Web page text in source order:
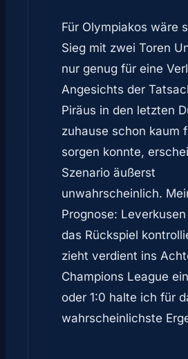
Für Olympiakos wäre
Sieg mit zwei Toren
nur genug für eine
Angesichts der
Piräus in den letzten
zuhause schon kaum
sorgen konnte,
Szenario äußerst
unwahrscheinlich.
Prognose:
das Rückspiel
zieht verdient ins
Champions League
oder 1:0 halte ich für
wahrscheinlichste